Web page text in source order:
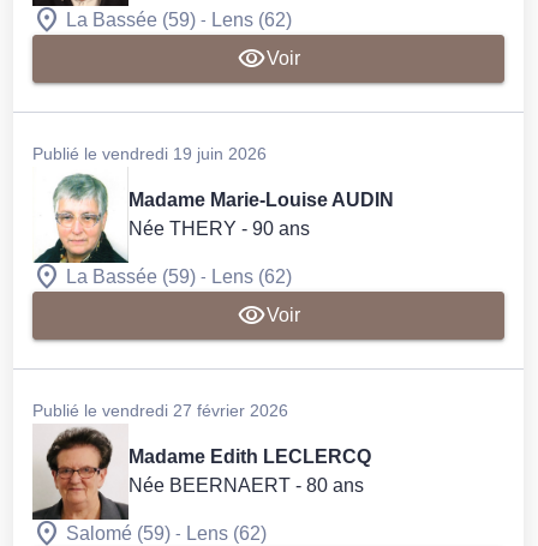
La Bassée (59) - Lens (62)
Voir
Publié le vendredi 19 juin 2026
Madame Marie-Louise AUDIN
Née THERY - 90 ans
La Bassée (59) - Lens (62)
Voir
Publié le vendredi 27 février 2026
Madame Edith LECLERCQ
Née BEERNAERT - 80 ans
Salomé (59) - Lens (62)